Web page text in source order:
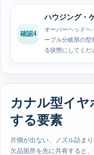
確認4
ハウジング・
オーバーヘッドヘ
ーブル分岐部の型
る状態にしてくだ
カナル型イヤ
する要素
片側が出ない、ノズル詰ま
欠品箇所を先に共有すると